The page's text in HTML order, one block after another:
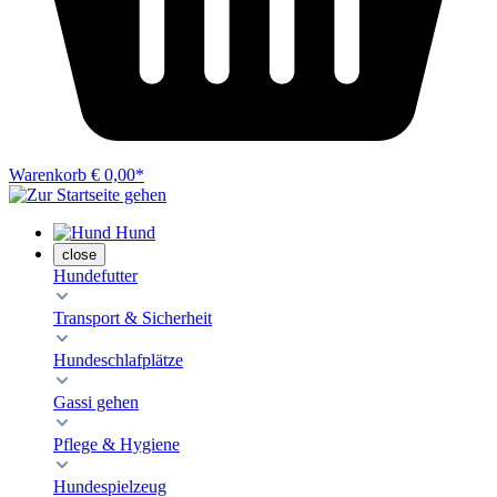
Warenkorb € 0,00*
Hund
close
Hundefutter
Transport & Sicherheit
Hundeschlafplätze
Gassi gehen
Pflege & Hygiene
Hundespielzeug